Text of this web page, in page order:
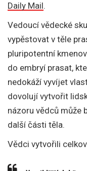
Daily Mail.
Vedoucí vědecké
vypěstovat v těle
pluripotentní
do embryí prasat,
nedokáží vyvíjet
dovolují vytvořit
názoru vědců může
další části těla.
Vědci vytvořili